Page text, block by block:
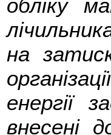
обліку
на
енергії
внесені